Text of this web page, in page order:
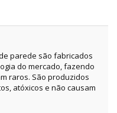
parede são fabricados
do mercado, fazendo
raros. São produzidos
atóxicos e não causam